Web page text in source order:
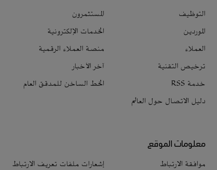
التوظيف
المستثمرون
الموردين
الخدمات الإلكترونية
العملاء
منصة العملاء الرقمية
ترخيص التقنية
آخر الأخبار
خدمة RSS
الخط الساخن للمدقق العام
دليل الاتصال حول العالم
معلومات الموقع
موافقة الارتباط
إشعارات ملفات تعريف الارتباط